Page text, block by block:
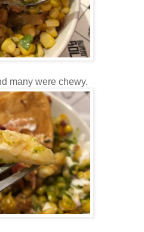
many were chewy.